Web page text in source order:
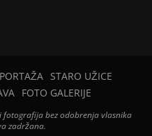
STARO UŽICE
FOTO GALERIJE
bez odobrenja vlasnika
zadržana.